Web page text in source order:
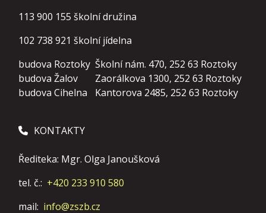
113 900 155 školní družina
102 738 921 školní jídelna
budova Roztoky Školní nám. 470, 252 63 Roztoky
budova Žalov
Zaorálkova 1300, 252 63 Roztoky
budova Cihelna
Kantorova 2485, 252 63 Roztoky
KONTAKTY
Řediteka: Mgr. Olga Janoušková
tel. č.: +420 233 910 580
mail: info@zszb.cz